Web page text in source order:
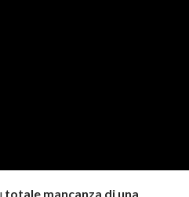
totale mancanza di una